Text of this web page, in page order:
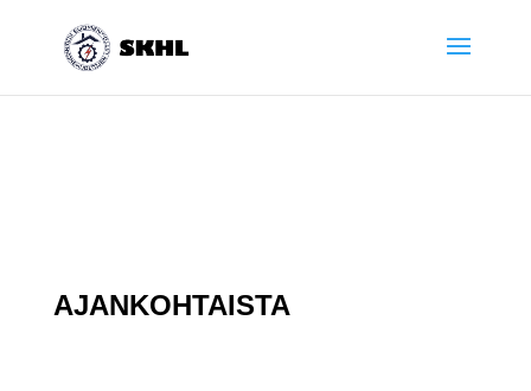
AJANKOHTAISTA